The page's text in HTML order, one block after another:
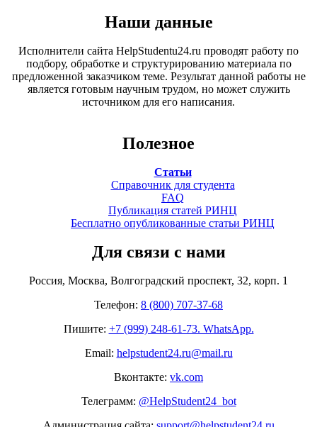
Наши данные
Исполнители сайта HelpStudentu24.ru проводят работу по
подбору, обработке и структурированию материала по
предложенной заказчиком теме. Результат данной работы не
является готовым научным трудом, но может служить
источником для его написания.
Полезное
Статьи
Справочник для студента
FAQ
Публикация статей РИНЦ
Бесплатно опубликованные статьи РИНЦ
Для связи с нами
Россия, Москва, Волгоградский проспект, 32, корп. 1
Телефон: 8 (800) 707-37-68
Пишите: +7 (999) 248-61-73. WhatsApp.
Email: helpstudent24.ru@mail.ru
Вконтакте: vk.com
Телеграмм: @HelpStudent24_bot